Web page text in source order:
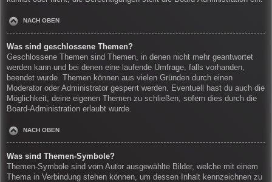
NACH OBEN
Was sind geschlossene Themen?
Geschlossene Themen sind Themen, in denen nicht mehr geantwortet
werden kann und bei denen eine laufende Umfrage, falls vorhanden,
beendet wurde. Themen können aus vielen Gründen durch einen
Moderator oder Administrator gesperrt werden. Eventuell hast du auch die
Möglichkeit, deine eigenen Themen zu schließen, sofern dies durch die
Board-Administration erlaubt wurde.
NACH OBEN
Was sind Themen-Symbole?
Themen-Symbole sind vom Autor ausgewählte Bilder, welche mit einem
Thema in Verbindung stehen können, um dessen Inhalt kennzeichnen zu